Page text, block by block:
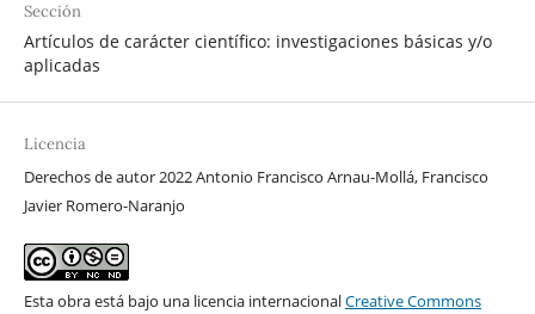
Sección
Artículos de carácter científico: investigaciones básicas y/o
aplicadas
Licencia
Derechos de autor 2022 Antonio Francisco Arnau-Mollá, Francisco
Javier Romero-Naranjo
Esta obra está bajo una licencia internacionalCreative Commons